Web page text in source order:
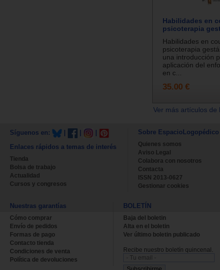
Habilidades en
psicoterapia
Habilidades en
psicoterapia
una introducción
aplicación del
en c...
35.00 €
Ver más artículos
Síguenos en:
Enlaces rápidos a temas de interés
Tienda
Bolsa de trabajo
Actualidad
Cursos y congresos
Sobre EspacioLogopédico
Quienes somos
Aviso Legal
Colabora con nosotros
Contacta
ISSN 2013-0627
Gestionar cookies
Nuestras garantías
Cómo comprar
Envío de pedidos
Formas de pago
Contacto tienda
Condiciones de venta
Política de devoluciones
BOLETÍN
Baja del boletin
Alta en el boletin
Ver último boletin publicado
Recibe nuestro boletín quincenal.